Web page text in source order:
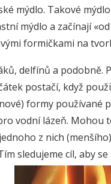
mýdlo. Takové
mýdlo a začínají
formičkami na
delfínů a podobně.
postačí, když
formy používané
vodní lázeň. Mohou
z nich
sledujeme cíl, aby